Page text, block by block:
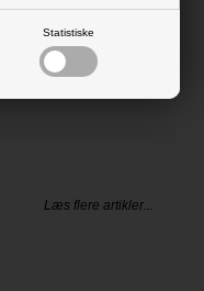
Statistiske
ikke).
Læs flere artikler...